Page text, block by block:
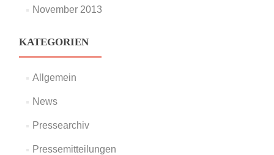
November 2013
KATEGORIEN
Allgemein
News
Pressearchiv
Pressemitteilungen